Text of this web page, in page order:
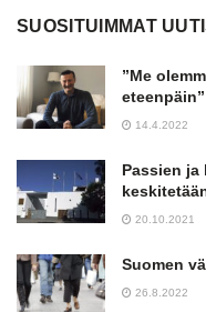
SUOSITUIMMAT
”Me
eteenpäin”
14.4.2022
Passien
20.10.2021
Suomen
26.8.2022